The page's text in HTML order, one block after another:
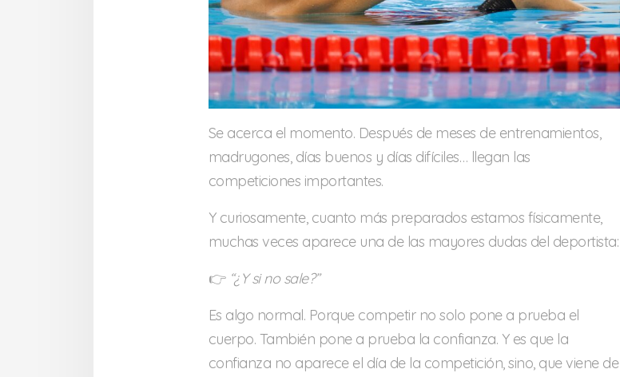
Se acerca el momento. Después de meses de entrenamientos,
madrugones, días buenos y días difíciles… llegan las
competiciones importantes.
Y curiosamente, cuanto más preparados estamos físicamente,
muchas veces aparece una de las mayores dudas del deportista:
👉 “¿Y si no sale?”
Es algo normal. Porque competir no solo pone a prueba el
cuerpo. También pone a prueba la confianza. Y es que la
confianza no aparece el día de la competición, sino, que viene de